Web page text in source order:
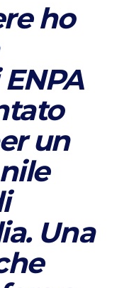
ho
ENPA
un
Una